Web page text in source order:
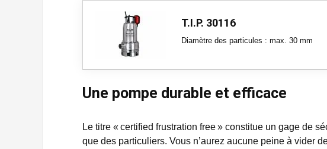
T.I.P. 30116
Diamètre des particules : max. 30 mm
Une pompe durable et efficace
Le titre « certified frustration free » constitue un gage de
que des particuliers. Vous n’aurez aucune peine à vider